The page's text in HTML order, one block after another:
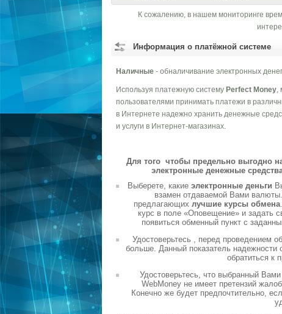
К сожалению, в нашем мониторинге
Информация о платёжной системе
Наличные - обналичивание электронных
Используя платежную систему Perfect Money,
пользователями принимать платежи в
в Интернете надежно хранить денежные
и услуги в Интернет-магазинах.
Для того чтобы предельно выгодно
электронные денежные
Выберете, какие электронные деньги
взамен отдаваемой Вами валюты.
предлагающих лучшие курсы обмена
курс в поле «Оповещение» и задать
появиться обменный пункт с
Удостоверьтесь , перед проведением
больше. Данный показатель
обратиться к
Удостоверьтесь, что выбранный
WebMoney не имеет претензий
Конечно же будет предпочтительно,